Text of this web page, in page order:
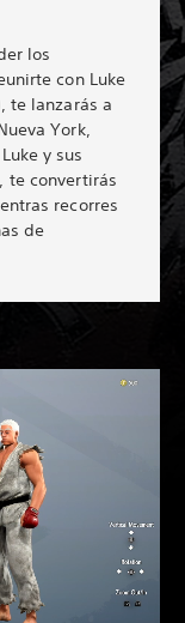
los
con Luke
te lanzarás a
York,
y sus
te convertirás
recorres
de